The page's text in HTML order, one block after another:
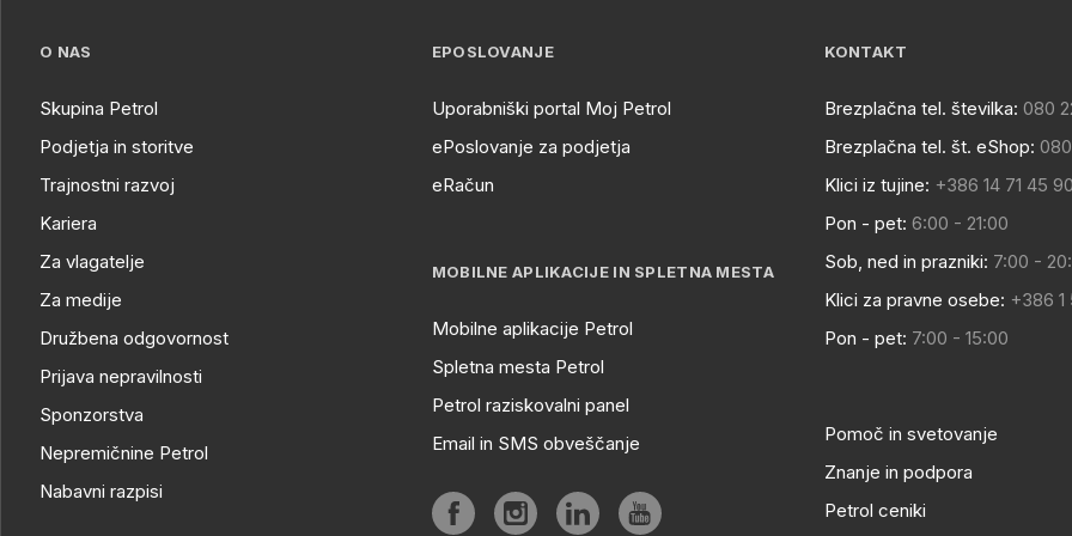
O NAS
Skupina Petrol
Podjetja in storitve
Trajnostni razvoj
Kariera
Za vlagatelje
Za medije
Družbena odgovornost
Prijava nepravilnosti
Sponzorstva
Nepremičnine Petrol
Nabavni razpisi
EPOSLOVANJE
Uporabniški portal Moj Petrol
ePoslovanje za podjetja
eRačun
MOBILNE APLIKACIJE IN SPLETNA MESTA
Mobilne aplikacije Petrol
Spletna mesta Petrol
Petrol raziskovalni panel
Email in SMS obveščanje
KONTAKT
Brezplačna tel. številka: 080
Brezplačna tel. št. eShop:
Klici iz tujine: +386 14 71 45
Pon - pet: 6:00 - 21:00
Sob, ned in prazniki: 7:00 -
Klici za pravne osebe: +386
Pon - pet: 7:00 - 15:00
Pomoč in svetovanje
Znanje in podpora
Petrol ceniki